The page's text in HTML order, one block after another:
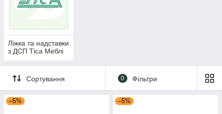
Ліжка та надставки
з ДСП Тіса Меблі
Сортування 0 Фільтри
–5% –5%